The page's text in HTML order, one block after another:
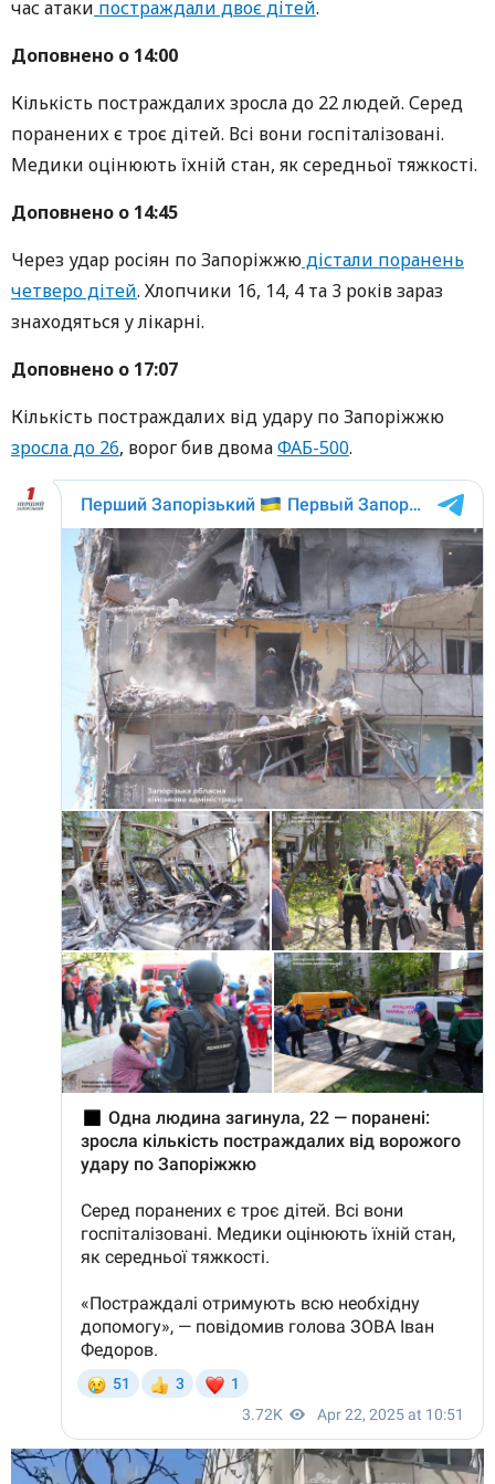
час атаки постраждали двоє дітей.
Доповнено о 14:00
Кількість постраждалих зросла до 22 людей. Серед
поранених є троє дітей. Всі вони госпіталізовані.
Медики оцінюють їхній стан, як середньої тяжкості.
Доповнено о 14:45
Через удар росіян по Запоріжжюдістали поранень
четверо дітей. Хлопчики 16, 14, 4 та 3 років зараз
знаходяться у лікарні.
Доповнено о 17:07
Кількість постраждалих від удару по Запоріжжю
зросла до 26, ворог бив двомаФАБ-500.